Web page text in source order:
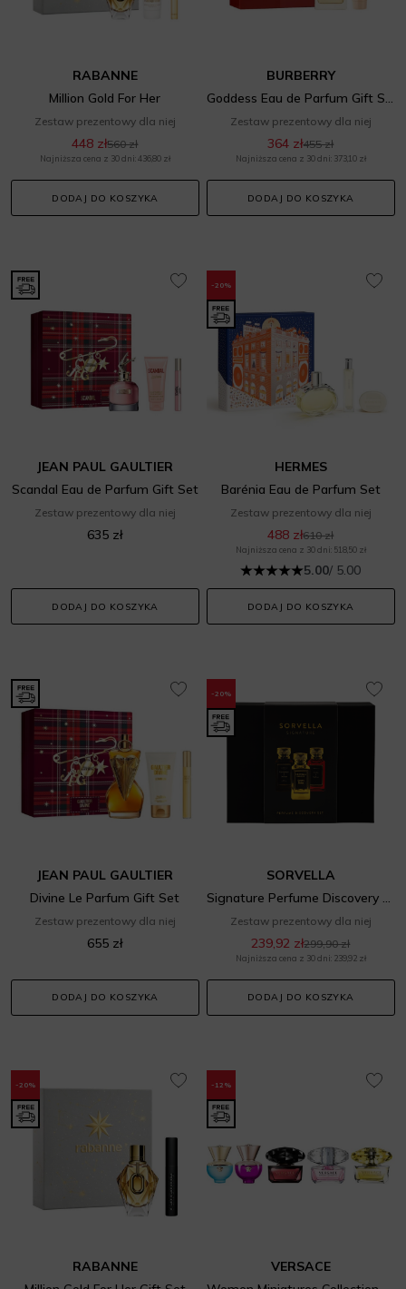
RABANNE
Million Gold For Her
Zestaw prezentowy dla niej
448 zł560 zł
Najniższa cena z 30 dni: 436,80 zł
DODAJ DO KOSZYKA
BURBERRY
Goddess Eau de Parfum Gift Set
Zestaw prezentowy dla niej
364 zł455 zł
Najniższa cena z 30 dni: 373,10 zł
DODAJ DO KOSZYKA
JEAN PAUL GAULTIER
Scandal Eau de Parfum Gift Set
Zestaw prezentowy dla niej
635 zł
DODAJ DO KOSZYKA
-20%
HERMES
Barénia Eau de Parfum Set
Zestaw prezentowy dla niej
488 zł610 zł
Najniższa cena z 30 dni: 518,50 zł
5.00/ 5.00
DODAJ DO KOSZYKA
JEAN PAUL GAULTIER
Divine Le Parfum Gift Set
Zestaw prezentowy dla niej
655 zł
DODAJ DO KOSZYKA
-20%
SORVELLA
Signature Perfume Discovery Set
Zestaw prezentowy dla niej
239,92 zł299,90 zł
Najniższa cena z 30 dni: 239,92 zł
DODAJ DO KOSZYKA
-20%
RABANNE
-12%
VERSACE